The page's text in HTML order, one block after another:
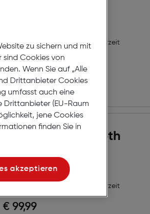
Lagernd | 6 bis 8 Werktage Lieferzeit
€ 34,99
in den Warenkorb
JBL Flip 7 Bluetooth
Speaker
Lagernd | 6 bis 8 Werktage Lieferzeit
€ 99,99
zu sichern und mit
sind Cookies von
Wenn Sie auf „Alle
Drittanbieter Cookies
umfasst auch eine
(EU-Raum
jene Cookies
finden Sie in
akzeptieren